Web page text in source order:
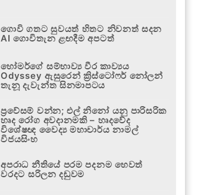
ගොවි ගතට සුවයත් හිතට නිවනත් සදන
AI ගොවිතැන ළඟදීම අපටත්
හෝමර්ගේ සම්භාව්‍ය වීර කාව්‍යය
Odyssey ඇසුරෙන් ක්‍රිස්ටෝෆර් නෝලන්
තැනූ දැවැන්ත සිනමාපටය
ප්‍රවේසම් වන්න; එල් නිනෝ යනු පාරිසරික
හෘද රෝග අවදානමකි – හෘදවේද
විශේෂඥ වෛද්‍ය මහාචාර්ය නාමල්
විජයසිංහ
අපරාධ නීතියේ පරම පදනම හෙවත්
වරදට සරිලන දඬුවම